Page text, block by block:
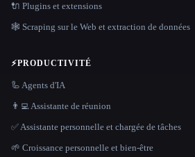
🔌 Plugins et extensions
🕸️ Scraping sur le Web et extraction de données
⚡PRODUCTIVITÉ
🦾 Agents d'IA
👨‍💻 Assistante de réunion
✅ Assistante personnelle et chargée de tâches
🌱 Croissance personnelle et bien-être